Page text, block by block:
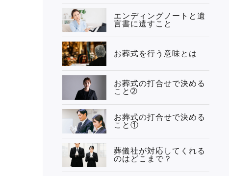
エンディングノートと遺
言書に遺すこと
お葬式を行う意味とは
お葬式の打合せで決める
こと➁
お葬式の打合せで決める
こと①
葬儀社が対応してくれる
のはどこまで？